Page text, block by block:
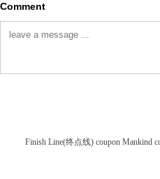
Comment
Finish Line(终点线) coupon Mankind